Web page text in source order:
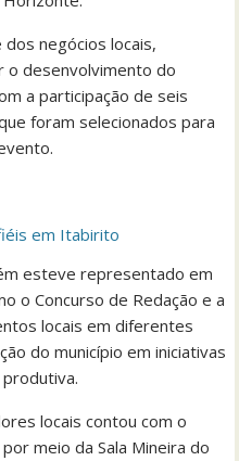
dos negócios locais,
o desenvolvimento do
a participação de seis
foram selecionados para
em Itabirito
esteve representado em
o Concurso de Redação e a
locais em diferentes
do município em iniciativas
locais contou com o
meio da Sala Mineira do